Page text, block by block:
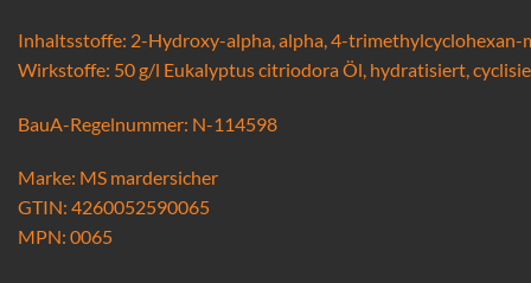
Inhaltsstoffe: 2-Hydroxy-alpha, alpha, 4-
Wirkstoffe: 50 g/l Eukalyptus citriodora Öl, hydratisiert,
BauA-Regelnummer: N-114598
Marke: MS mardersicher
GTIN: 4260052590065
MPN: 0065